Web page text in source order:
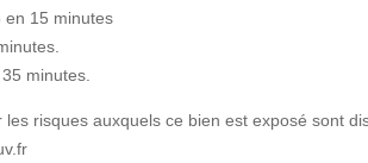
en 15 minutes
minutes.
les risques auxquels ce bien est exposé sont